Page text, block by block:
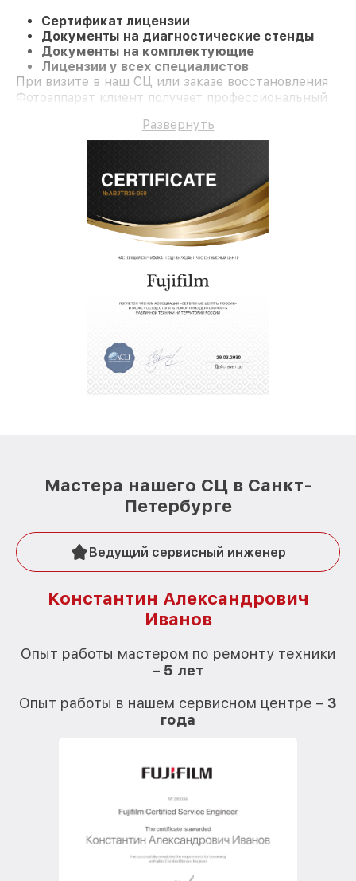
Сертификат лицензии
Документы на диагностические стенды
Документы на комплектующие
Лицензии у всех специалистов
При визите в наш СЦ или заказе восстановления
Фотоаппарат клиент получает профессиональный
Развернуть
Мастера нашего СЦ в Санкт-
Петербурге
Ведущий сервисный инженер
Константин Александрович
Иванов
Опыт работы мастером по ремонту техники
– 5 лет
Опыт работы в нашем сервисном центре – 3
года